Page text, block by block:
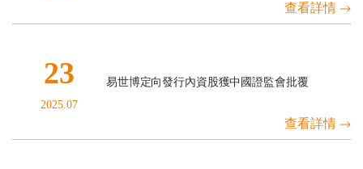
查看詳情
23
2025.07
易世博定向發行內資股獲中國證監會批覆
查看詳情